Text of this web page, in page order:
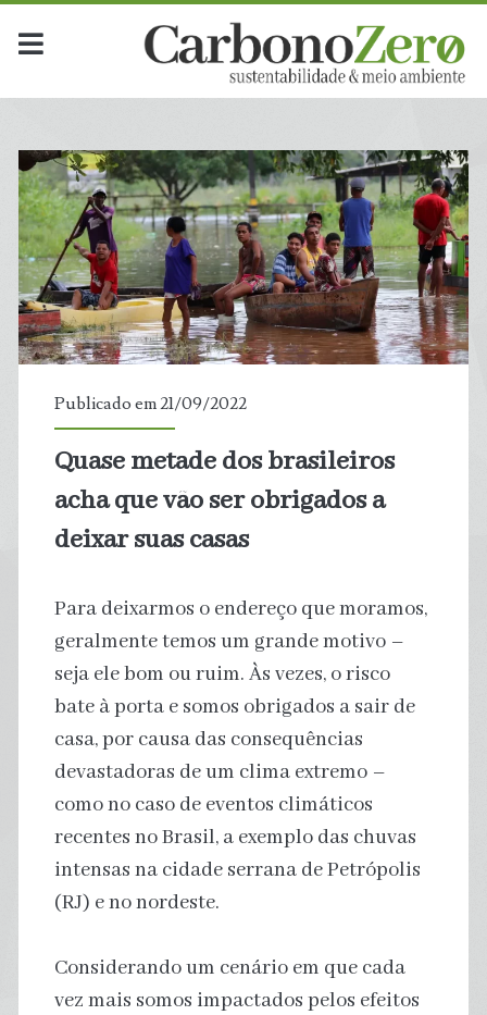
Publicado em 21/09/2022
Quase metade dos brasileiros
acha que vão ser obrigados a
deixar suas casas
Para deixarmos o endereço que moramos,
geralmente temos um grande motivo –
seja ele bom ou ruim. Às vezes, o risco
bate à porta e somos obrigados a sair de
casa, por causa das consequências
devastadoras de um clima extremo –
como no caso de eventos climáticos
recentes no Brasil, a exemplo das chuvas
intensas na cidade serrana de Petrópolis
(RJ) e no nordeste.
Considerando um cenário em que cada
vez mais somos impactados pelos efeitos